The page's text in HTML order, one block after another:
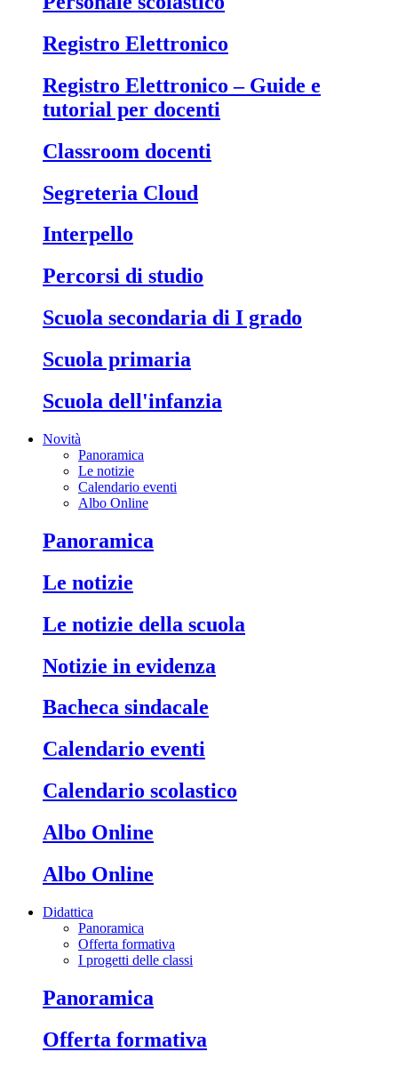
Registro Elettronico
Registro Elettronico – Guide e
tutorial per docenti
Classroom docenti
Segreteria Cloud
Interpello
Percorsi di studio
Scuola secondaria di I grado
Scuola primaria
Scuola dell'infanzia
Novità
Panoramica
Le notizie
Calendario eventi
Albo Online
Panoramica
Le notizie
Le notizie della scuola
Notizie in evidenza
Bacheca sindacale
Calendario eventi
Calendario scolastico
Albo Online
Albo Online
Didattica
Panoramica
Offerta formativa
I progetti delle classi
Panoramica
Offerta formativa